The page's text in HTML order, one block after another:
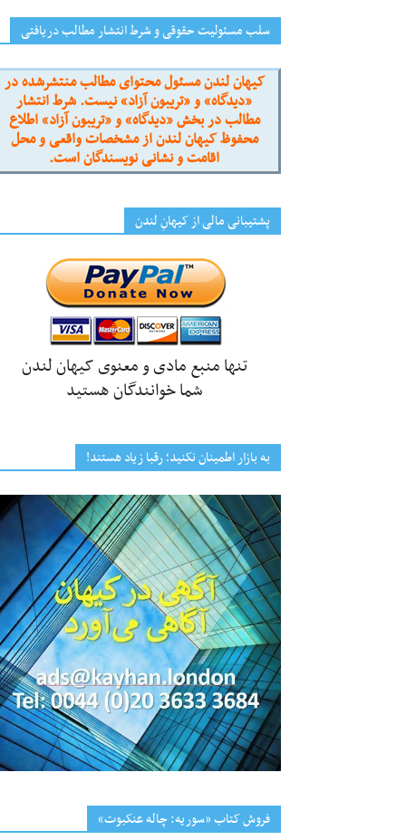
سلب مسئولیت حقوقی و شرط انتشار مطالب دریافتی
کیهان لندن مسئول محتوای مطالب منتشرشده در
«دیدگاه» و «تریبون آزاد» نیست. شرط انتشار
مطالب در بخش «دیدگاه» و «تریبون آزاد» اطلاع
محفوظ کیهان لندن از مشخصات واقعی و محل
اقامت و نشانی نویسندگان است.
پشتیبانی مالی از کیهانِ لندن
تنها منبع مادی و معنوی کیهان لندن
شما خوانندگان هستید
به بازار اطمینان نکنید؛ رقبا زیاد هستند!
فروش کتاب «سوریه: چاله عنکبوت»